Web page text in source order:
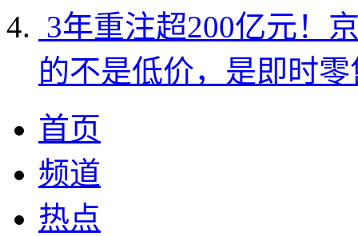
3年重注超200亿元！
的不是低价，是即时
首页
频道
热点